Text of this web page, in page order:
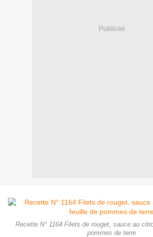
Publicité
Recette N° 1164 Filets de rouget, sauce au
pommes de terre